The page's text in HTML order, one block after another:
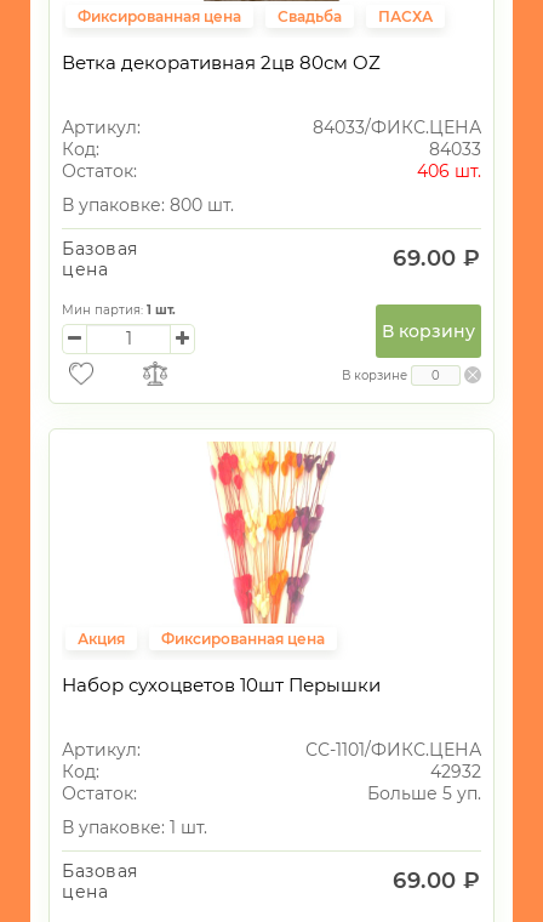
Фиксированная цена Свадьба ПАСХА
Ветка декоративная 2цв 80см OZ
Артикул:
84033/ФИКС.ЦЕНА
Код:
84033
Остаток:
406 шт.
В упаковке: 800 шт.
Базовая
цена
69.00 ₽
Мин партия: 1 шт.
В корзину
В корзине
Акция Фиксированная цена
Набор сухоцветов 10шт Перышки
Артикул:
СС-1101/ФИКС.ЦЕНА
Код:
42932
Остаток:
Больше 5 уп.
В упаковке: 1 шт.
Базовая
цена
69.00 ₽